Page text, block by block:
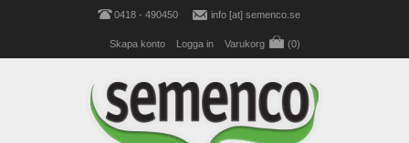
0418 - 490450 info [at] semenco.se
Skapa konto Logga in Varukorg (0)